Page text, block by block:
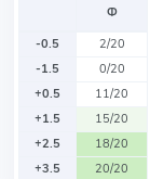
Ф
-0.5
2/20
-1.5
0/20
+0.5
11/20
+1.5
15/20
+2.5
18/20
+3.5
20/20